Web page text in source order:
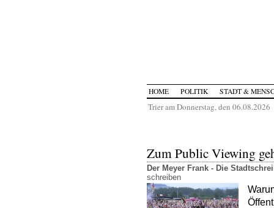
HOME POLITIK STADT &
Trier am Donnerstag, den 06.08.2026
Zum Public Viewing
Der Meyer Frank - Die
schreiben